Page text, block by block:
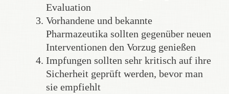
Evaluation
Vorhandene und bekannte
Pharmazeutika sollten gegenüber neuen
Interventionen den Vorzug genießen
Impfungen sollten sehr kritisch auf ihre
Sicherheit geprüft werden, bevor man
sie empfiehlt